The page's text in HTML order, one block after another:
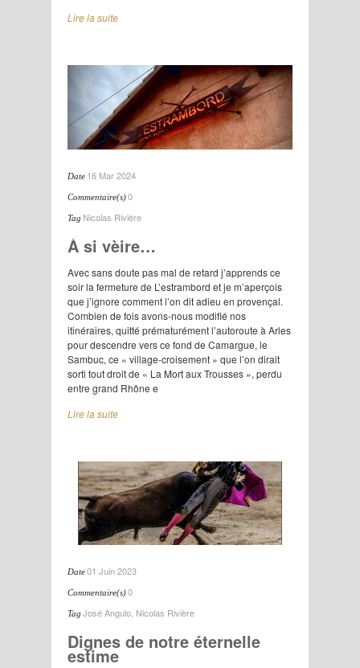
Lire la suite
Date 16 Mar 2024
Commentaire(s)0
Tag Nicolas Rivière
À si vèire…
Avec sans doute pas mal de retard j’apprends ce
soir la fermeture de L’estrambord et je m’aperçois
que j’ignore comment l’on dit adieu en provençal.
Combien de fois avons-nous modifié nos
itinéraires, quitté prématurément l’autoroute à Arles
pour descendre vers ce fond de Camargue, le
Sambuc, ce « village-croisement » que l’on dirait
sorti tout droit de « La Mort aux Trousses », perdu
entre grand Rhône e
Lire la suite
Date01 Juin 2023
Commentaire(s)0
Tag José Angulo Nicolas Rivière
Dignes de notre éternelle
estime